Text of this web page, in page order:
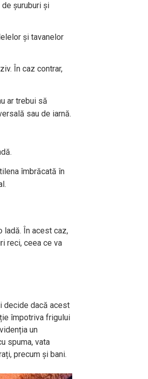
șuruburi și
și tavanelor
În caz contrar,
ar trebui să
sau de iarnă.
îmbrăcată în
ladă. În acest caz,
reci, ceea ce va
decide dacă acest
împotriva frigului
un
spuma, vata
precum și bani.